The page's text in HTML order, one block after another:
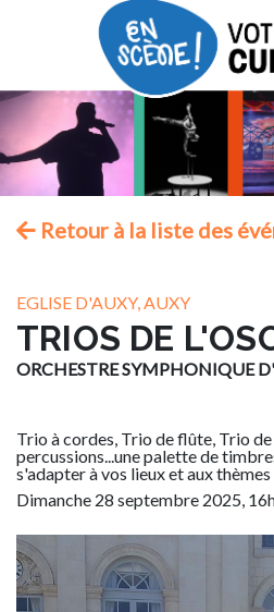
Retour à la liste des
EGLISE D'AUXY, AUXY
TRIOS DE
ORCHESTRE SYMPHONIQUE
Trio à cordes, Trio de flûte, Trio
percussions...une palette de
s'adapter à vos lieux et aux thèmes
Dimanche 28 septembre 2025,